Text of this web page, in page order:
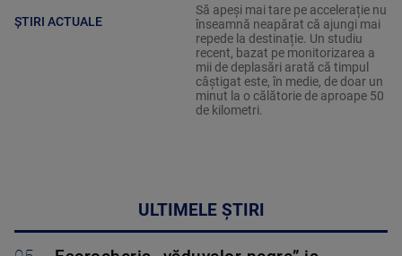
ȘTIRI ACTUALE
Să apeși mai tare pe accelerație nu
înseamnă neapărat că ajungi mai
repede la destinație. Un studiu
recent, bazat pe monitorizarea a
mii de deplasări arată că timpul
câștigat este, în medie, de doar un
minut la o călătorie de aproape 50
de kilometri.
ULTIMELE ȘTIRI